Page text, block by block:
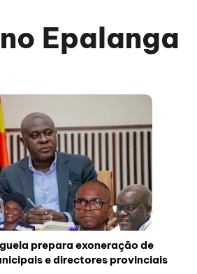
Epalanga
prepara exoneração de
e directores provinciais